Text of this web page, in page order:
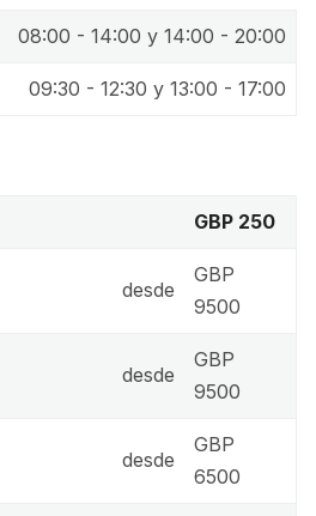
08:00 - 14:00 y 14:00 - 20:00
09:30 - 12:30 y 13:00 - 17:00
GBP 250
desde
GBP
9500
desde
GBP
9500
desde
GBP
6500